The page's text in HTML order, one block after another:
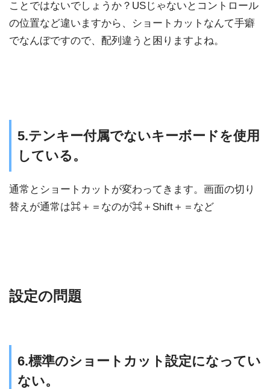
ことではないでしょうか？USじゃないとコントロール
の位置など違いますから、ショートカットなんて手癖
でなんぼですので、配列違うと困りますよね。
5.テンキー付属でないキーボードを使用
している。
通常とショートカットが変わってきます。画面の切り
替えが通常は⌘＋＝なのが⌘＋Shift＋＝など
設定の問題
6.標準のショートカット設定になってい
ない。